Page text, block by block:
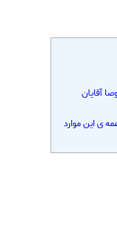
آقایان
ی این موارد